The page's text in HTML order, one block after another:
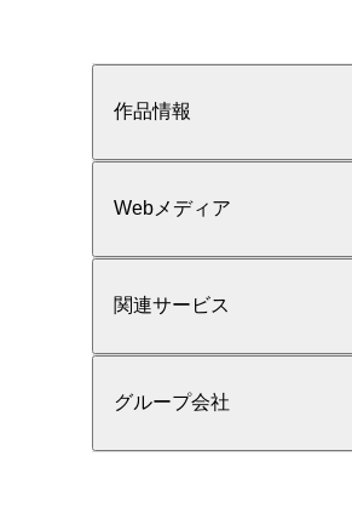
作品情報
Webメディア
関連サービス
グループ会社